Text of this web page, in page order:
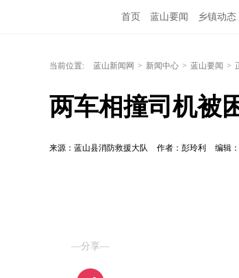
首页 蓝山要闻 乡镇动态
当前位置: 蓝山新闻网 > 新闻中心 > 蓝山要闻 >
两车相撞司机被
来源：蓝山县消防救援大队 作者：彭玲利 编辑
—分享—